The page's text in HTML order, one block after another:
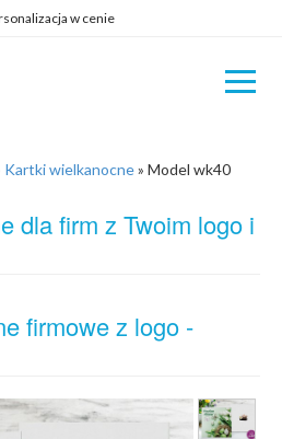
w cenie
Kartki wielkanocne» Model wk40
dla firm z Twoim logo i
firmowe z logo -